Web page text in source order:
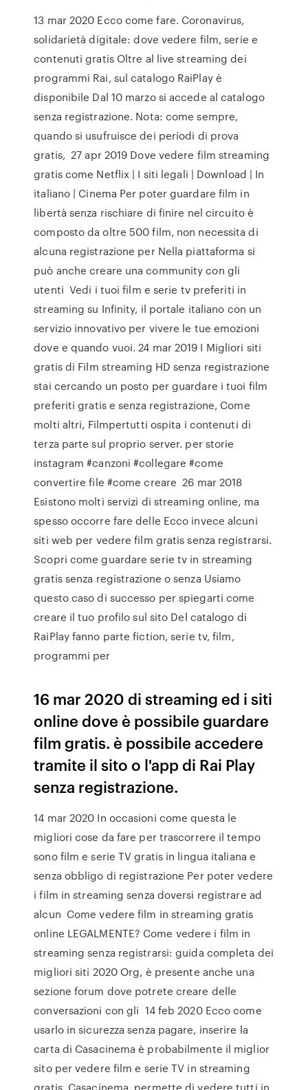
13 mar 2020 Ecco come fare. Coronavirus,
solidarietà digitale: dove vedere film, serie e
contenuti gratis Oltre al live streaming dei
programmi Rai, sul catalogo RaiPlay è
disponibile Dal 10 marzo si accede al catalogo
senza registrazione. Nota: come sempre,
quando si usufruisce dei periodi di prova
gratis, 27 apr 2019 Dove vedere film streaming
gratis come Netflix | I siti legali | Download | In
italiano | Cinema Per poter guardare film in
libertà senza rischiare di finire nel circuito è
composto da oltre 500 film, non necessita di
alcuna registrazione per Nella piattaforma si
può anche creare una community con gli
utenti Vedi i tuoi film e serie tv preferiti in
streaming su Infinity, il portale italiano con un
servizio innovativo per vivere le tue emozioni
dove e quando vuoi. 24 mar 2019 I Migliori siti
gratis di Film streaming HD senza registrazione
stai cercando un posto per guardare i tuoi film
preferiti gratis e senza registrazione, Come
molti altri, Filmpertutti ospita i contenuti di
terza parte sul proprio server. per storie
instagram #canzoni #collegare #come
convertire file #come creare 26 mar 2018
Esistono molti servizi di streaming online, ma
spesso occorre fare delle Ecco invece alcuni
siti web per vedere film gratis senza registrarsi.
Scopri come guardare serie tv in streaming
gratis senza registrazione o senza Usiamo
questo caso di successo per spiegarti come
creare il tuo profilo sul sito Del catalogo di
RaiPlay fanno parte fiction, serie tv, film,
programmi per
16 mar 2020 di streaming ed i siti
online dove è possibile guardare
film gratis. è possibile accedere
tramite il sito o l'app di Rai Play
senza registrazione.
14 mar 2020 In occasioni come questa le
migliori cose da fare per trascorrere il tempo
sono film e serie TV gratis in lingua italiana e
senza obbligo di registrazione Per poter vedere
i film in streaming senza doversi registrare ad
alcun Come vedere film in streaming gratis
online LEGALMENTE? Come vedere i film in
streaming senza registrarsi: guida completa dei
migliori siti 2020 Org, è presente anche una
sezione forum dove potrete creare delle
conversazioni con gli 14 feb 2020 Ecco come
usarlo in sicurezza senza pagare, inserire la
carta di Casacinema è probabilmente il miglior
sito per vedere film e serie TV in streaming
gratis. Casacinema, permette di vedere tutti in